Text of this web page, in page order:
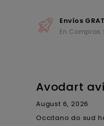
Envíos
En Compras
Avodart
August 6, 2026
Occitano do sud